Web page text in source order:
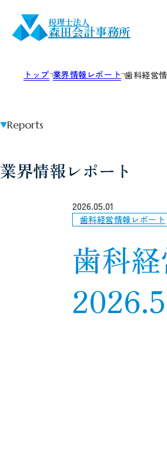
税理士法人
森田会計事務所
トップ 業界情報レポート 歯科経営
業界情報レポート
Reports
2026.05.01
歯科経営情報レポート
歯科
2026.5